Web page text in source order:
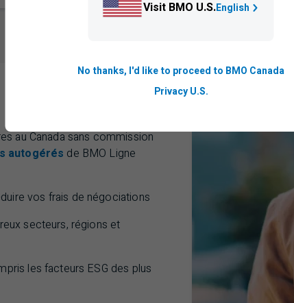
au Canada sans commission
autogérés de BMO Ligne
vos frais de négociations
secteurs, régions et
les facteurs ESG des plus
Visit BMO U.S.English
No thanks, I'd like to proceed to BMO Canada
Privacy U.S.